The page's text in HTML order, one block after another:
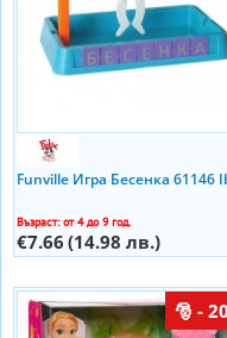
Funville Игра Бесенка 61146
Възраст: от 4 до 9 год.
€7.66 (14.98 лв.)
-